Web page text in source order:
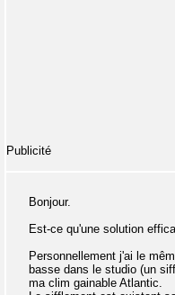
Publicité
Bonjour.
Est-ce qu'une solution
Personnellement j'ai le
basse dans le studio (un
ma clim gainable Atlantic.